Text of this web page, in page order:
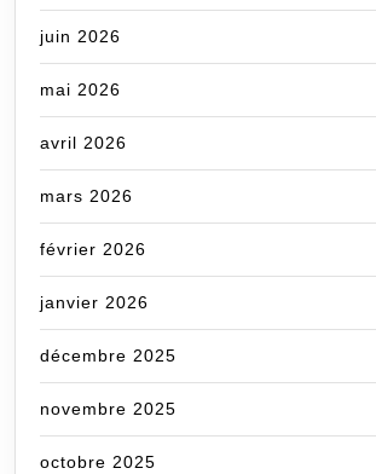
juin 2026
mai 2026
avril 2026
mars 2026
février 2026
janvier 2026
décembre 2025
novembre 2025
octobre 2025